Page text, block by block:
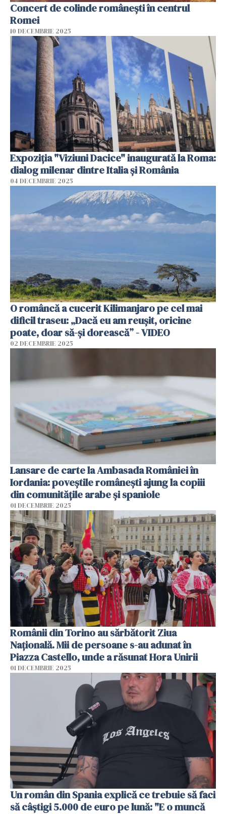
Concert de colinde româneşti în centrul
Romei
10 DECEMBRIE 2025
Expoziția "Viziuni Dacice" inaugurată la Roma:
dialog milenar dintre Italia și România
04 DECEMBRIE 2025
O româncă a cucerit Kilimanjaro pe cel mai
dificil traseu: „Dacă eu am reușit, oricine
poate, doar să-și dorească” - VIDEO
02 DECEMBRIE 2025
Lansare de carte la Ambasada României în
Iordania: poveștile românești ajung la copiii
din comunitățile arabe și spaniole
01 DECEMBRIE 2025
Românii din Torino au sărbătorit Ziua
Națională. Mii de persoane s-au adunat în
Piazza Castello, unde a răsunat Hora Unirii
01 DECEMBRIE 2025
Un român din Spania explică ce trebuie să faci
să câștigi 5.000 de euro pe lună: "E o muncă